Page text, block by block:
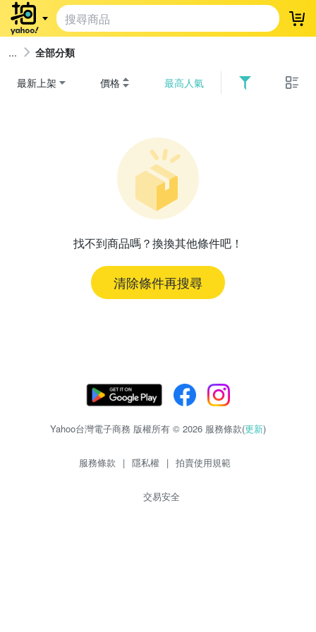
登
全部分類
最新上架 價格 最高人氣
找不到商品嗎？換換其他條件吧！
清除條件再搜尋
Yahoo台灣電子商務 版權所有 © 2026 服務條款(更新)
服務條款 | 隱私權 | 拍賣使用規範
交易安全